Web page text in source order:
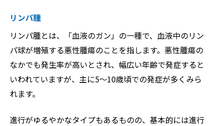
リンパ腫
リンパ腫とは、「血液のガン」の一種で、血液中のリン
パ球が増殖する悪性腫瘍のことを指します。悪性腫瘍の
なかでも発生率が高いとされ、幅広い年齢で発症すると
いわれていますが、主に5〜10歳頃での発症が多くみら
れます。
進行がゆるやかなタイプもあるものの、基本的には進行